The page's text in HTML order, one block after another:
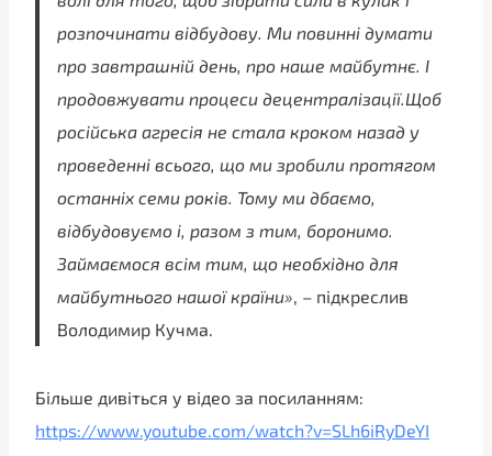
розпочинати відбудову. Ми повинні думати
про завтрашній день, про наше майбутнє. І
продовжувати процеси децентралізації.Щоб
російська агресія не стала кроком назад у
проведенні всього, що ми зробили протягом
останніх семи років. Тому ми дбаємо,
відбудовуємо і, разом з тим, боронимо.
Займаємося всім тим, що необхідно для
майбутнього нашої країни», – підкреслив
Володимир Кучма.
Більше дивіться у відео за посиланням:
https://www.youtube.com/watch?v=SLh6iRyDeYI